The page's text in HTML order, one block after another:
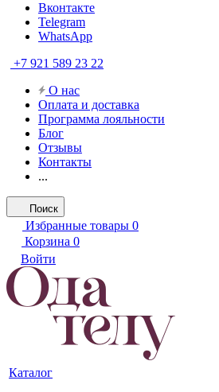
Вконтакте
Telegram
WhatsApp
+7 921 589 23 22
О нас
Оплата и доставка
Программа лояльности
Блог
Отзывы
Контакты
...
Поиск
Избранные товары 0
Корзина 0
Войти
Каталог